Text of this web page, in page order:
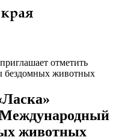
отметить
животных
животных